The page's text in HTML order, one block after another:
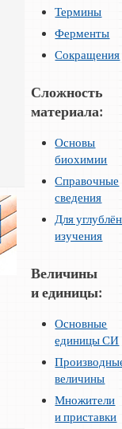
Термины
Ферменты
Сокращения
Сложность
материала:
Основы
биохимии
Справочные
сведения
Для
изучения
Величины
и единицы:
Основные
единицы СИ
величины
Множители
и приставки